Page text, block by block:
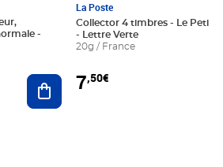
Ajouter au panier
La Poste
Collector 4 timbres - Le Petit
- Lettre Verte
20g / France
7,50€